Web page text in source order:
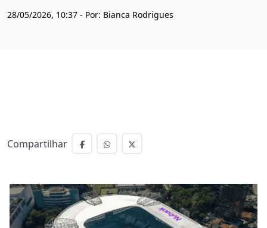
28/05/2026, 10:37 - Por: Bianca Rodrigues
Compartilhar